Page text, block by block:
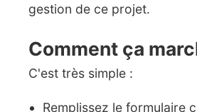
gestion de ce projet.
Comment ça
C'est très simple :
Remplissez le formulaire